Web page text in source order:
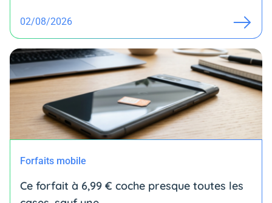
02/08/2026
Forfaits mobile
Ce forfait à 6,99 € coche presque toutes les